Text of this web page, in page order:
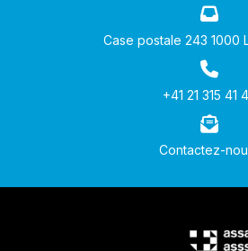
Case postale 243 1000
+41 21 315 41
Contactez-